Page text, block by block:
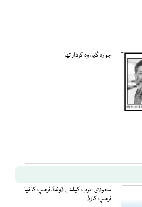
جو رہ گیا، وہ کردار تھا
سعودی عرب کیلئے ڈونلڈ ٹرمپ کا نیا
ٹرمپ کارڈ